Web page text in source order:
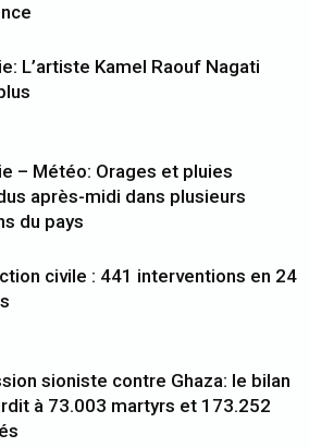
L’artiste Kamel Raouf Nagati
– Météo: Orages et pluies
après-midi dans plusieurs
du pays
civile : 441 interventions en 24
sioniste contre Ghaza: le bilan
à 73.003 martyrs et 173.252